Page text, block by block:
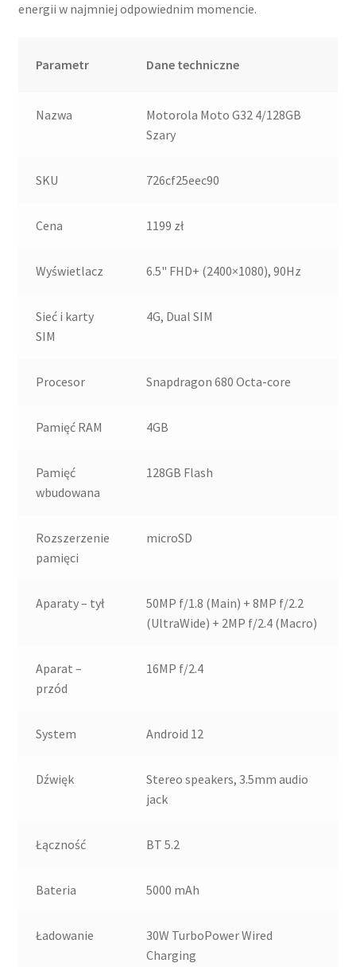
energii w najmniej odpowiednim momencie.
Parametr Dane techniczne
Nazwa
Motorola Moto G32 4/128GB
Szary
SKU 726cf25eec90
Cena 1199 zł
Wyświetlacz 6.5" FHD+ (2400×1080), 90Hz
Sieć i karty
SIM
4G, Dual SIM
Procesor Snapdragon 680 Octa-core
Pamięć RAM 4GB
Pamięć
wbudowana
128GB Flash
Rozszerzenie
pamięci
microSD
Aparaty – tył
50MP f/1.8 (Main) + 8MP f/2.2
(UltraWide) + 2MP f/2.4 (Macro)
Aparat –
przód
16MP f/2.4
System Android 12
Dźwięk
Stereo speakers, 3.5mm audio
jack
Łączność BT 5.2
Bateria 5000 mAh
Ładowanie
30W TurboPower Wired
Charging